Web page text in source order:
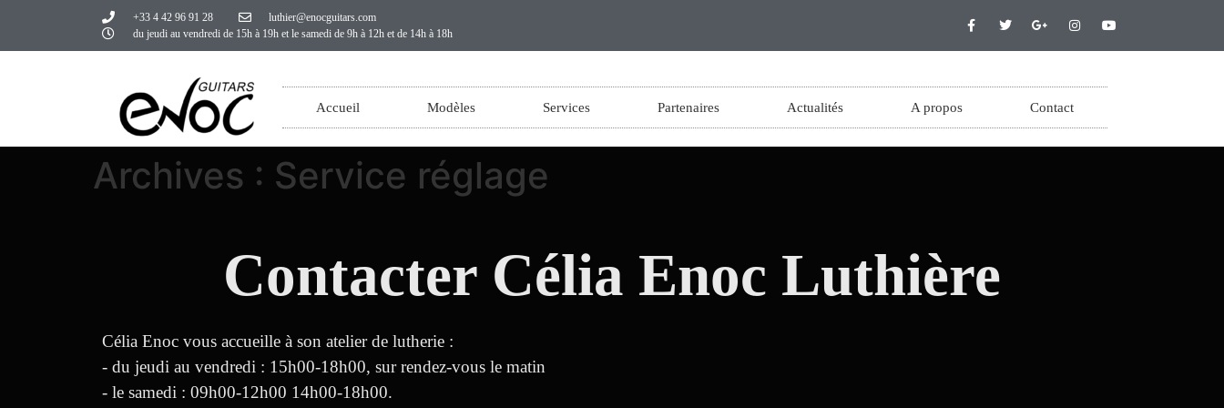
+33 4 42 96 91 28
luthier@enocguitars.com
du jeudi au vendredi de 15h à 19h et le samedi de 9h à 12h et de 14h à 18h
Accueil Modèles Services Partenaires Actualités A propos Contact
Archives : Service réglage
Contacter Célia Enoc Luthière
Célia Enoc vous accueille à son atelier de lutherie :
- du jeudi au vendredi : 15h00-18h00, sur rendez-vous le matin
- le samedi : 09h00-12h00 14h00-18h00.